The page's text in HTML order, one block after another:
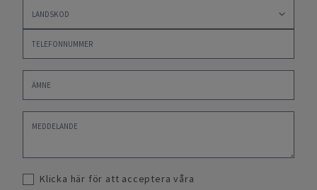
Klicka här för att acceptera våra